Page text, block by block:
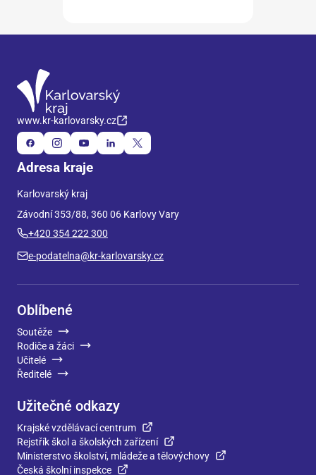
www.kr-karlovarsky.cz
Adresa kraje
Karlovarský kraj
Závodní 353/88, 360 06 Karlovy Vary
+420 354 222 300
e-podatelna@kr-karlovarsky.cz
Oblíbené
Soutěže
Rodiče a žáci
Učitelé
Ředitelé
Užitečné odkazy
Krajské vzdělávací centrum
Rejstřík škol a školských zařízení
Ministerstvo školství, mládeže a tělovýchovy
Česká školní inspekce